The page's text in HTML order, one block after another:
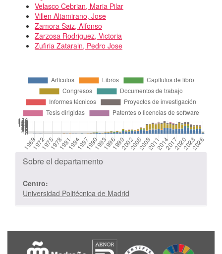
Velasco Cebrian, Maria Pilar
Villen Altamirano, Jose
Zamora Saiz, Alfonso
Zarzosa Rodriguez, Victoria
Zufiria Zatarain, Pedro Jose
Sobre el departamento
Centro:
Universidad Politécnica de Madrid